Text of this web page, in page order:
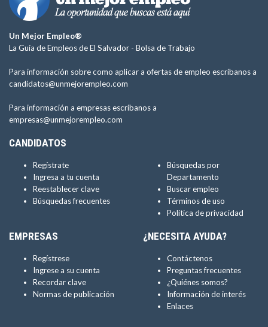
Un Mejor Empleo®
La Guía de Empleos de El Salvador - Bolsa de Trabajo
Para información sobre como aplicar a ofertas de empleo escríbanos a
candidatos@unmejorempleo.com
Para información a empresas escríbanos a
empresas@unmejorempleo.com
CANDIDATOS
Regístrate
Ingresa a tu cuenta
Reestablecer clave
Búsquedas frecuentes
Búsquedas por
Departamento
Buscar empleo
Términos de uso
Política de privacidad
EMPRESAS
Regístrese
Ingrese a su cuenta
Recordar clave
Normas de publicación
¿NECESITA AYUDA?
Contáctenos
Preguntas frecuentes
¿Quiénes somos?
Información de interés
Enlaces